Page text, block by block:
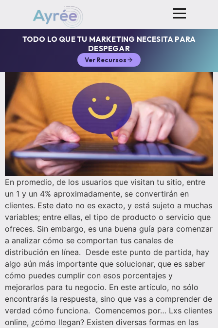
TODO LO QUE TU MARKETING NECESITA PARA
DESPEGAR
Ver Recursos
En promedio, de los usuarios que visitan tu sitio, entre
un 1 y un 4% aproximadamente, se convertirán en
clientes. Este dato no es exacto, y está sujeto a muchas
variables; entre ellas, el tipo de producto o servicio que
ofreces. Sin embargo, es una buena guía para comenzar
a analizar cómo se comportan tus canales de
distribución en línea. Desde este punto de partida, hay
algo aún más importante que solucionar, que es saber
cómo puedes cumplir con esos porcentajes y
mejorarlos para tu negocio. En este artículo, no sólo
encontrarás la respuesta, sino que vas a comprender de
verdad cómo funciona. Comencemos por… Lxs clientes
online, ¿cómo llegan? Existen diversas formas en las